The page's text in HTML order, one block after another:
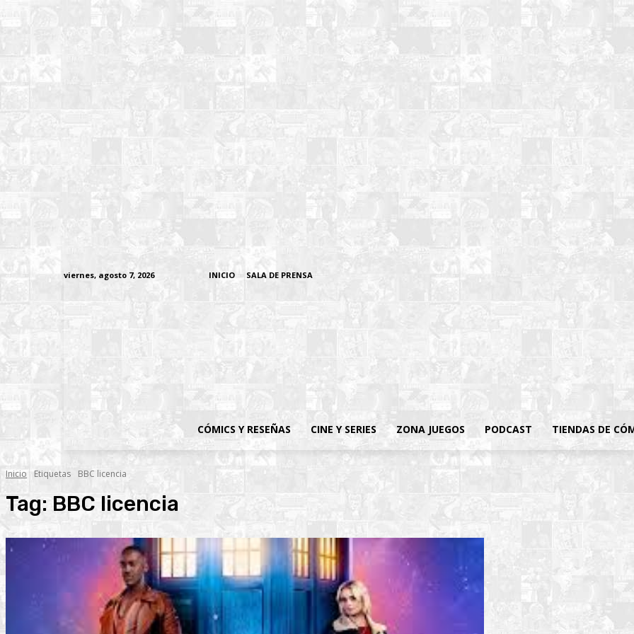
viernes, agosto 7, 2026 INICIO SALA DE PRENSA
CÓMICS Y RESEÑAS CINE Y SERIES ZONA JUEGOS PODCAST TIENDAS DE
Inicio Etiquetas BBC licencia
Tag: BBC licencia